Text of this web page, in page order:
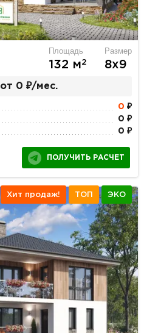
Площадь
132 м2
Размер
8х9
от 0 ₽/мес.
0 ₽
0 ₽
0 ₽
ПОЛУЧИТЬ РАСЧЕТ
Хит продаж! ТОП ЭКО